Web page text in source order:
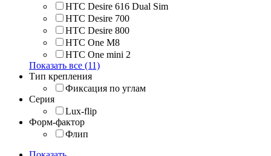
HTC Desire 616 Dual Sim
HTC Desire 700
HTC Desire 800
HTC One M8
HTC One mini 2
Показать все (11)
Тип крепления
Фиксация по углам
Серия
Lux-flip
Форм-фактор
Флип